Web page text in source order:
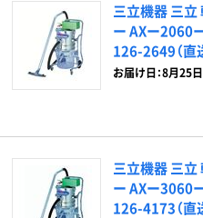
三立機器 三
ー AXー2060
126-2649（直
お届け日：8月25日
三立機器 三
ー AXー3060
126-4173（直